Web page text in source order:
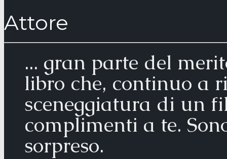
Attore
... gran parte del
libro che, continuo a
sceneggiatura di un
complimenti a te.
sorpreso.